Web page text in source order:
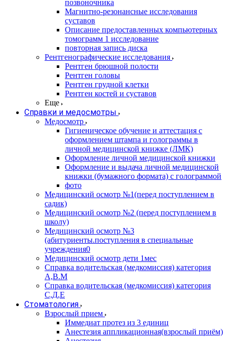
позвоночника
Магнитно-резонансные исследования
суставов
Описание предоставленных компьютерных
томограмм 1 исследование
повторная запись диска
Рентгенографические исследования
Рентген брюшной полости
Рентген головы
Рентген грудной клетки
Рентген костей и суставов
Еще
Справки и медосмотры
Медосмотр
Гигиеническое обучение и аттестация с
оформлением штампа и голограммы в
личной медицинской книжке (ЛМК)
Оформление личной медицинской книжки
Оформление и выдача личной медицинской
книжки (бумажного формата) с голограммой
фото
Медицинский осмотр №1(перед поступлением в
садик)
Медицинский осмотр №2 (перед поступлением в
школу)
Медицинский осмотр №3
(абитуриенты.поступления в специальные
учреждения0
Медицинский осмотр дети 1мес
Справка водительская (медкомиссия) категория
А,В.М
Справка водительская (медкомиссия) категория
С,Д,Е
Стоматология
Взрослый прием
Иммедиат протез из 3 единиц
Анестезия аппликационная(взрослый приём)